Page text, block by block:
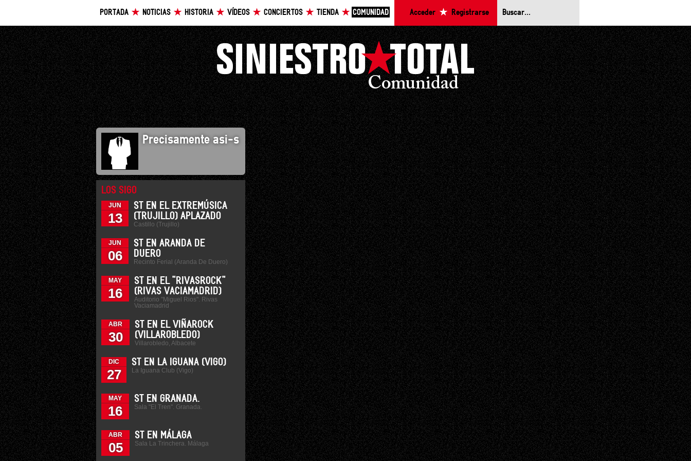
PORTADA NOTICIAS HISTORIA VÍDEOS CONCIERTOS TIENDA COMUNIDAD Acceder Registrarse
Precisamente asi-s
LOS SIGO
JUN
13
ST EN EL EXTREMÚSICA
(TRUJILLO) APLAZADO
Castillo (Trujillo)
JUN
06
ST EN ARANDA DE
DUERO
Recinto Ferial (Aranda De Duero)
MAY
16
ST EN EL "RIVASROCK"
(RIVAS VACIAMADRID)
Auditorio "Miguel Rios". Rivas
Vaciamadrid
ABR
30
ST EN EL VIÑAROCK
(VILLAROBLEDO)
Villarobledo, Albacete
DIC
27
ST EN LA IGUANA (VIGO)
La Iguana Club (Vigo)
MAY
16
ST EN GRANADA.
Sala "El Tren". Granada.
ABR
05
ST EN MÁLAGA
Sala La Trinchera. Málaga